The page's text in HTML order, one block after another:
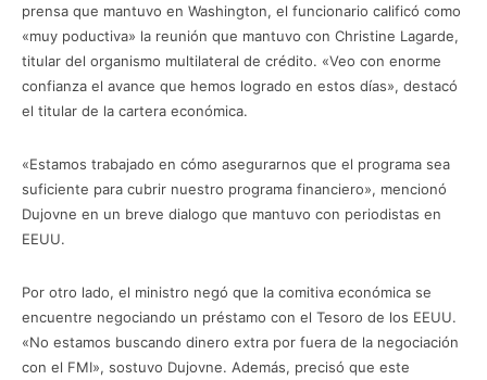
prensa que mantuvo en Washington, el funcionario calificó como
«muy poductiva» la reunión que mantuvo con Christine Lagarde,
titular del organismo multilateral de crédito. «Veo con enorme
confianza el avance que hemos logrado en estos días», destacó
el titular de la cartera económica.
«Estamos trabajado en cómo asegurarnos que el programa sea
suficiente para cubrir nuestro programa financiero», mencionó
Dujovne en un breve dialogo que mantuvo con periodistas en
EEUU.
Por otro lado, el ministro negó que la comitiva económica se
encuentre negociando un préstamo con el Tesoro de los EEUU.
«No estamos buscando dinero extra por fuera de la negociación
con el FMI», sostuvo Dujovne. Además, precisó que este